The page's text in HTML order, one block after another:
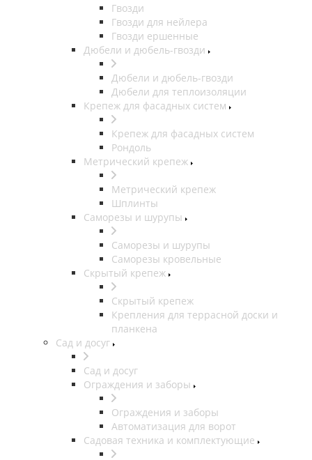
Гвозди
Гвозди для нейлера
Гвозди ершенные
Дюбели и дюбель-гвозди
Дюбели и дюбель-гвозди
Дюбели для теплоизоляции
Крепеж для фасадных систем
Крепеж для фасадных систем
Рондоль
Метрический крепеж
Метрический крепеж
Шплинты
Саморезы и шурупы
Саморезы и шурупы
Саморезы кровельные
Скрытый крепеж
Скрытый крепеж
Крепления для террасной доски и
планкена
Сад и досуг
Сад и досуг
Ограждения и заборы
Ограждения и заборы
Автоматизация для ворот
Садовая техника и комплектующие